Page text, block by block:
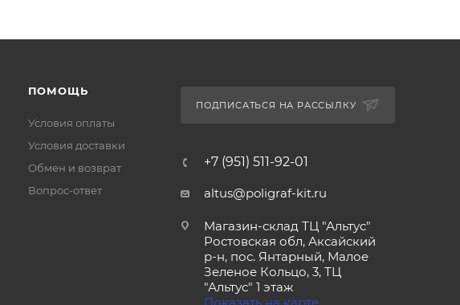
ПОМОЩЬ
Условия оплаты
Условия доставки
Обмен и возврат
Вопрос-ответ
ПОДПИСАТЬСЯ НА РАССЫЛКУ
+7 (951) 511-92-01
altus@poligraf-kit.ru
Магазин-склад ТЦ "Альтус"
Ростовская обл, Аксайский
р-н, пос. Янтарный, Малое
Зеленое Кольцо, 3, ТЦ
"Альтус" 1 этаж
Показать на карте